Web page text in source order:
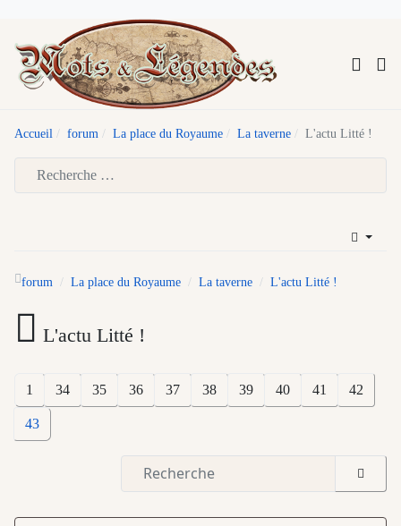
Accueil forum La place du Royaume La taverne L'actu Litté !
forum La place du Royaume La taverne L'actu Litté !
L'actu Litté !
1 34 35 36 37 38 39 40 41 42
43